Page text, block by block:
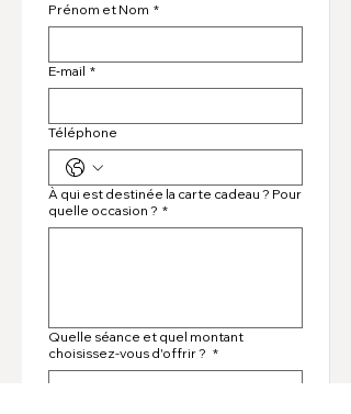
Prénom et Nom *
E‑mail *
Téléphone
À qui est destinée la carte cadeau ? Pour
quelle occasion ? *
Quelle séance et quel montant
choisissez-vous d'offrir ? *